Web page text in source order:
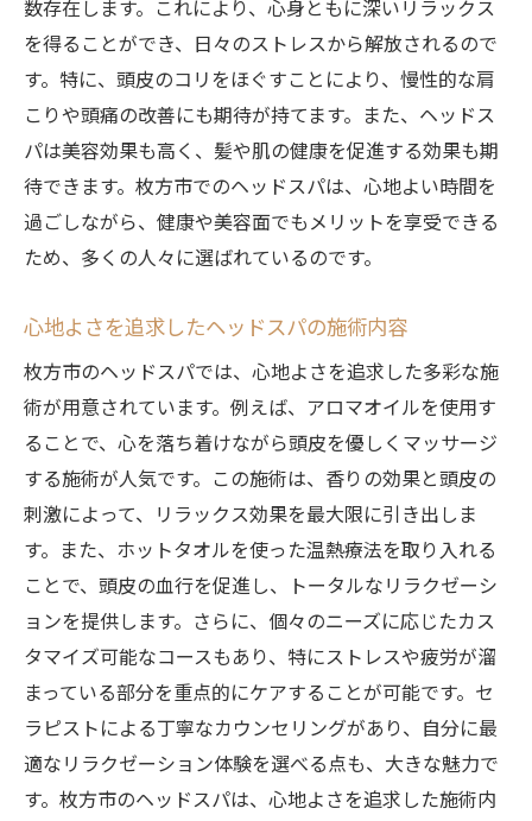
極上のリラクゼーションを求める方におす
すめのヘッドスパ
枚方市でリラクゼーションを体験する価値
数存在します。これにより、心身ともに深いリラックス
を得ることができ、日々のストレスから解放されるので
す。特に、頭皮のコリをほぐすことにより、慢性的な肩
こりや頭痛の改善にも期待が持てます。また、ヘッドス
パは美容効果も高く、髪や肌の健康を促進する効果も期
待できます。枚方市でのヘッドスパは、心地よい時間を
過ごしながら、健康や美容面でもメリットを享受できる
ため、多くの人々に選ばれているのです。
心地よさを追求したヘッドスパの施術内容
枚方市のヘッドスパでは、心地よさを追求した多彩な施
術が用意されています。例えば、アロマオイルを使用す
ることで、心を落ち着けながら頭皮を優しくマッサージ
する施術が人気です。この施術は、香りの効果と頭皮の
刺激によって、リラックス効果を最大限に引き出しま
す。また、ホットタオルを使った温熱療法を取り入れる
ことで、頭皮の血行を促進し、トータルなリラクゼーシ
ョンを提供します。さらに、個々のニーズに応じたカス
タマイズ可能なコースもあり、特にストレスや疲労が溜
まっている部分を重点的にケアすることが可能です。セ
ラピストによる丁寧なカウンセリングがあり、自分に最
適なリラクゼーション体験を選べる点も、大きな魅力で
す。枚方市のヘッドスパは、心地よさを追求した施術内